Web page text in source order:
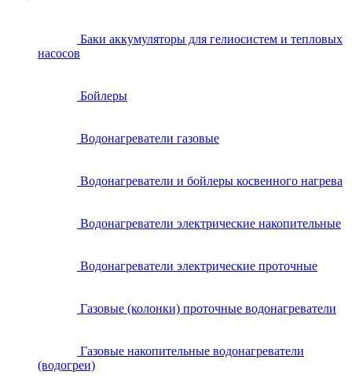
Баки аккумуляторы для гелиосистем и тепловых
насосов
Бойлеры
Водонагреватели газовые
Водонагреватели и бойлеры косвенного нагрева
Водонагреватели электрические накопительные
Водонагреватели электрические проточные
Газовые (колонки) проточные водонагреватели
Газовые накопительные водонагреватели
(водогреи)